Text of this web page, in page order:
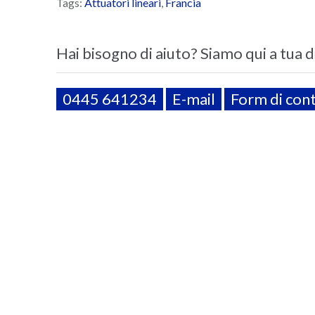
Tags: Attuatori lineari, Francia
Hai bisogno di aiuto? Siamo qui a tua
0445 641234 E-mail Form di